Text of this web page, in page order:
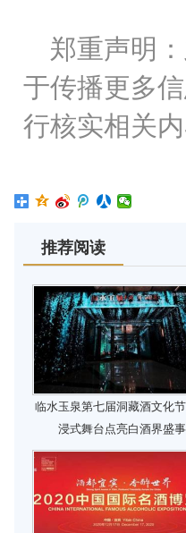
郑重声明
于传播更多
行核实相关内
推荐阅读
临水玉泉第七届洞藏酒文化
浸式舞台点亮白酒界盛事